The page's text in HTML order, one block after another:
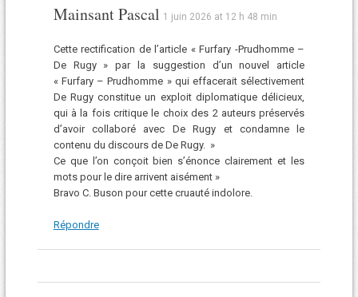
Mainsant Pascal 1 juin 2026 at 12 h 48 min
Cette rectification de l’article « Furfary -Prudhomme –
De Rugy » par la suggestion d’un nouvel article
« Furfary – Prudhomme » qui effacerait sélectivement
De Rugy constitue un exploit diplomatique délicieux,
qui à la fois critique le choix des 2 auteurs préservés
d’avoir collaboré avec De Rugy et condamne le
contenu du discours de De Rugy. »
Ce que l’on conçoit bien s’énonce clairement et les
mots pour le dire arrivent aisément »
Bravo C. Buson pour cette cruauté indolore.
Répondre